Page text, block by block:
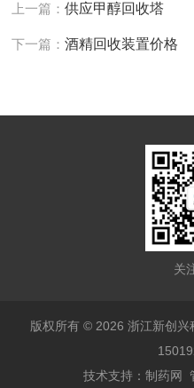
上一篇：供应甲醇回收塔
下一篇：酒精回收装置价格
关
版权所有 © 2026 浙江新创
技术支持： 制药网